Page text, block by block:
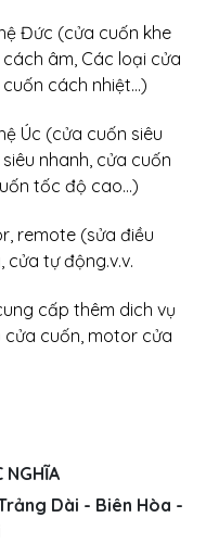
Đức (cửa cuốn khe
âm, Các loại cửa
cách nhiệt…)
Úc (cửa cuốn siêu
nhanh, cửa cuốn
tốc độ cao…)
remote (sửa điều
tự động.v.v.
cấp thêm dich vụ
cửa cuốn, motor cửa
NGHĨA
Dài - Biên Hòa -